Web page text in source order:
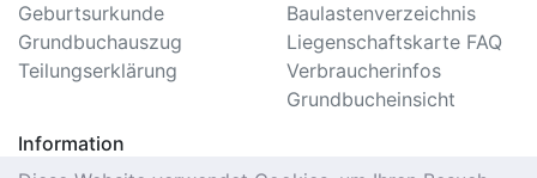
Geburtsurkunde
Grundbuchauszug
Teilungserklärung
Baulastenverzeichnis
Liegenschaftskarte FAQ
Verbraucherinfos
Grundbucheinsicht
Information